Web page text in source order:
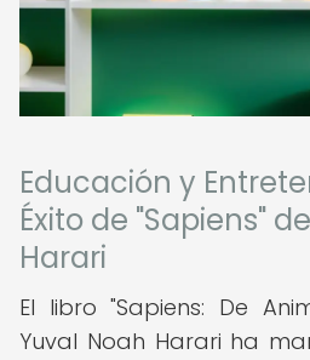
Educación y
Éxito de "Sapiens"
Harari
El libro "Sapiens: De
Yuval Noah Harari ha